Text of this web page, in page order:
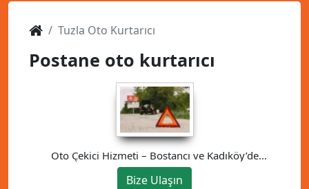
Tuzla Oto Kurtarıcı
Postane oto kurtarıcı
Oto Çekici Hizmeti – Bostancı ve Kadıköy’de
Güvenilir Çözüm
Bize Ulaşın